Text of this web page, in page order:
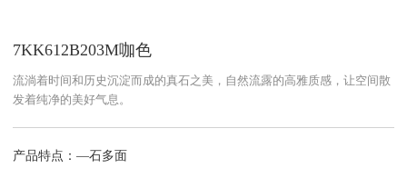
7KK612B203M咖色
流淌着时间和历史沉淀而成的真石之美，自然流露的高雅质感，让空间散
发着纯净的美好气息。
产品特点：—石多面